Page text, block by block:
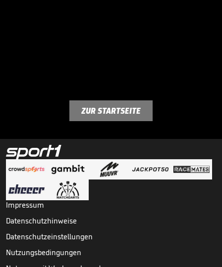
ZUR STARTSEITE
Impressum
Datenschutzhinweise
Datenschutzeinstellungen
Nutzungsbedingungen